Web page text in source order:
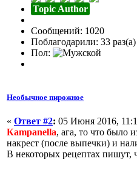
Topic Author
Сообщений: 1020
Поблагодарили: 33 раз(а)
Пол:
Необычное пирожное
« Ответ #2: 05 Июня 2016,
Кampanella, ага, то что было
накрест (после выпечки) и
В некоторых рецептах пишут,